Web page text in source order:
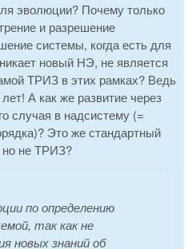
эволюции? Почему только
и разрешение
системы, когда есть для
новый НЭ, не является
ТРИЗ в этих рамках? Ведь
А как же развитие через
случая в надсистему (=
Это же стандартный
но не ТРИЗ?
по определению
так как не
новых знаний об